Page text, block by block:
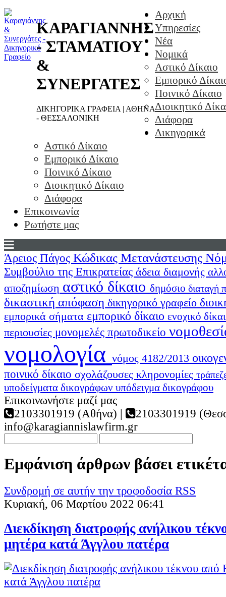
ΚΑΡΑΓΙΑΝΝΗΣ
- ΣΤΑΜΑΤΙΟΥ
&
ΣΥΝΕΡΓΑΤΕΣ
ΔΙΚΗΓΟΡΙΚΑ ΓΡΑΦΕΙΑ | ΑΘΗΝΑ
- ΘΕΣΣΑΛΟΝΙΚΗ
Αρχική
Υπηρεσίες
Νέα
Νομικά
Αστικό Δίκαιο
Εμπορικό
Ποινικό Δίκαιο
Διοικητικό
Διάφορα
Δικηγορικά
Αστικό Δίκαιο
Εμπορικό Δίκαιο
Ποινικό Δίκαιο
Διοικητικό Δίκαιο
Διάφορα
Επικοινωνία
Ρωτήστε μας
Άρειος Πάγος Κώδικας Μετανάστευσης
Συμβούλιο της Επικρατείας άδεια διαμονής
αποζημίωση αστικό δίκαιο δημόσιο διαταγή
δικαστική απόφαση δικηγορικό γραφείο
εμπορικά σήματα εμπορικό δίκαιο ενοχικό
περιουσίες μονομελές πρωτοδικείο
νομολογία νόμος 4182/2013
ποινικό δίκαιο σχολάζουσες κληρονομίες
υποδείγματα δικογράφων υπόδειγμα δικογράφου
Επικοινωνήστε μαζί μας
2103301919 (Αθήνα) |
2103301919
info@karagiannislawfirm.gr
Εμφάνιση άρθρων βάσει
Συνδρομή σε αυτήν την τροφοδοσία RSS
Κυριακή, 06 Μαρτίου 2022 06:41
Διεκδίκηση διατροφής ανήλικου
μητέρα κατά Άγγλου πατέρα